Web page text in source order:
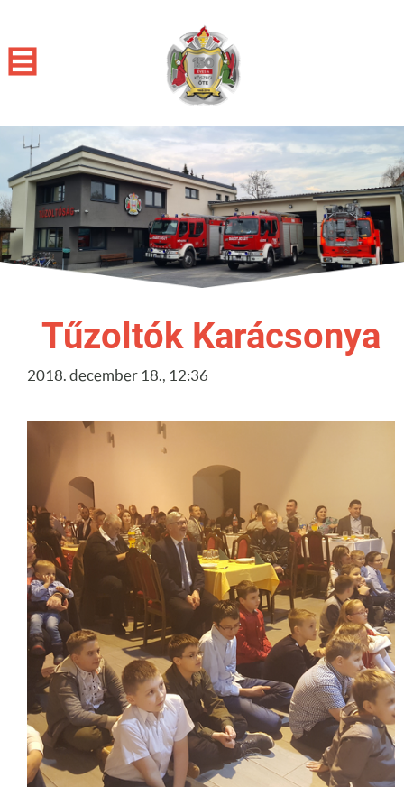
Tűzoltók Karácsonya
2018. december 18., 12:36